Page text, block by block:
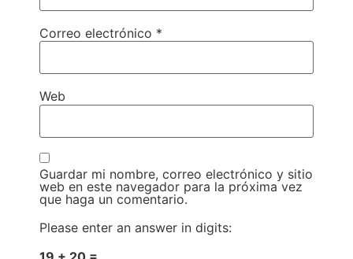
Correo electrónico *
Web
Guardar mi nombre, correo electrónico y sitio
web en este navegador para la próxima vez
que haga un comentario.
Please enter an answer in digits: